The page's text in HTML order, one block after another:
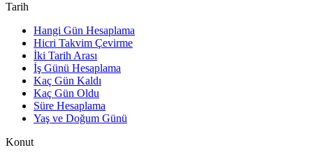
Tarih
Hangi Gün Hesaplama
Hicri Takvim Çevirme
İki Tarih Arası
İş Günü Hesaplama
Kaç Gün Kaldı
Kaç Gün Oldu
Süre Hesaplama
Yaş ve Doğum Günü
Konut